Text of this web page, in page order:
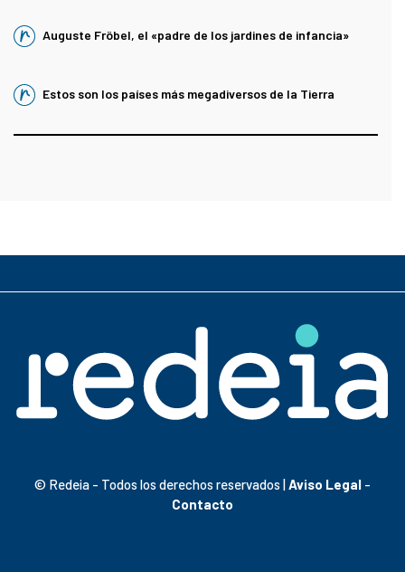
Auguste Fröbel, el «padre de los jardines de infancia»
Estos son los países más megadiversos de la Tierra
© Redeia - Todos los derechos reservados |Aviso Legal -
Contacto